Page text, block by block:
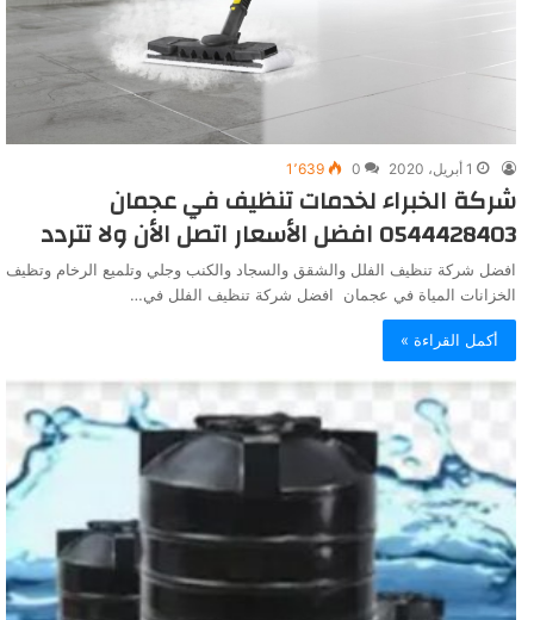
1 أبريل، 2020 0 1٬639
شركة الخبراء لخدمات تنظيف في عجمان
0544428403 افضل الأسعار اتصل الأن ولا تتردد
افضل شركة تنظيف الفلل والشقق والسجاد والكنب وجلي وتلميع الرخام وتظيف
الخزانات المياة في عجمان افضل شركة تنظيف الفلل في…
أكمل القراءة »